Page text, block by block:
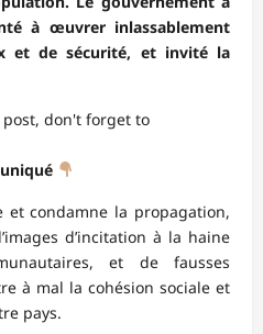
à œuvrer inlassablement
et de sécurité, et invité la
don't forget to
et condamne la propagation,
d’incitation à la haine
et de fausses
à mal la cohésion sociale et
pays.